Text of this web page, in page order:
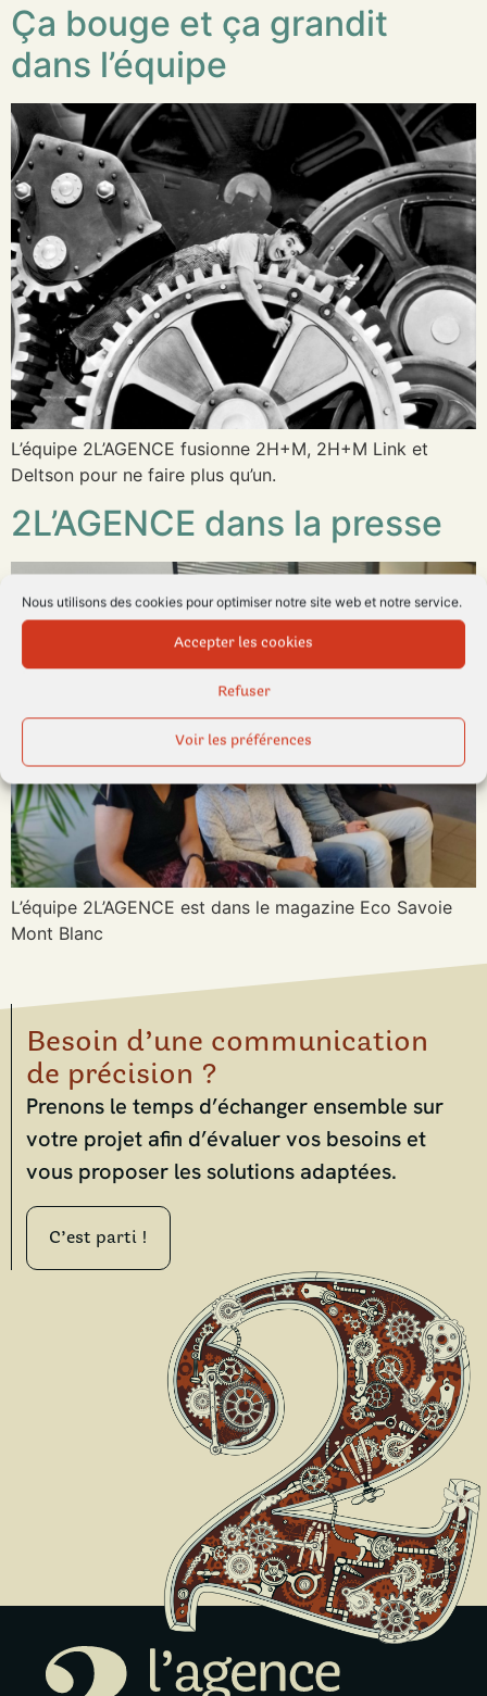
Nous utilisons des cookies pour optimiser notre site web et notre service.
Accepter les cookies
Refuser
Voir les préférences
Ça bouge et ça grandit
dans l’équipe
L’équipe 2L’AGENCE fusionne 2H+M, 2H+M Link et
Deltson pour ne faire plus qu’un.
2L’AGENCE dans la presse
L’équipe 2L’AGENCE est dans le magazine Eco Savoie
Mont Blanc
Besoin d’une communication
de précision ?
Prenons le temps d’échanger ensemble sur
votre projet afin d’évaluer vos besoins et
vous proposer les solutions adaptées.
C’est parti !